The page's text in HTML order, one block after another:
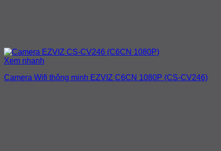
Xem nhanh
Camera Wifi thông minh EZVIZ C6CN 1080P (CS-CV246)